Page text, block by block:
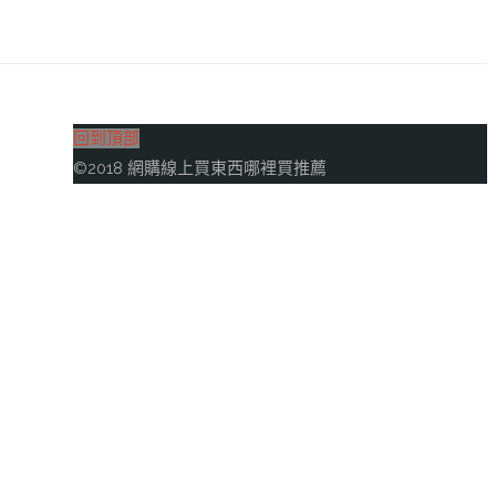
回到頂部
©2018 網購線上買東西哪裡買推薦